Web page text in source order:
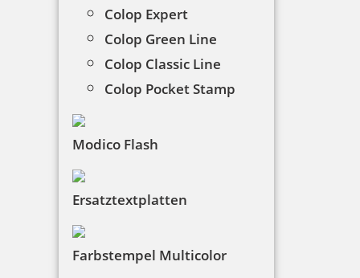
Colop Expert
Colop Green Line
Colop Classic Line
Colop Pocket Stamp
Modico Flash
Ersatztextplatten
Farbstempel Multicolor
Abholung vor Ort:
Wenn Sie Ihre Ware direkt bei uns im Geschäft
abholen möchten, fallen selbstverständlich
keine Versandkostenan. Sie erhalten von uns
eine Benachrichtigung, sobald Ihre Bestellung
abholbereit ist.
Der Versand erfolgt in der Regel mit DHL oder
einem gleichwertigen Versanddienstleister.